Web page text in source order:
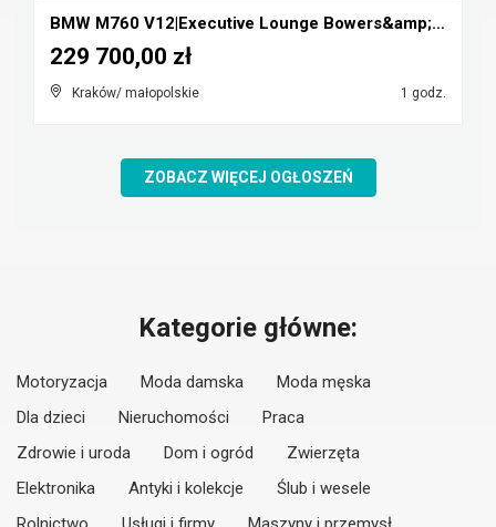
BMW M760 V12|Executive Lounge Bowers&amp;Wilkins|L...
Kraków/ małopolskie 1 godz.
229 700,00 zł
ZOBACZ WIĘCEJ OGŁOSZEŃ
Kategorie główne:
Motoryzacja Moda damska
Moda męska
Dla dzieci
Nieruchomości
Praca
Zdrowie i uroda
Dom i ogród
Zwierzęta
Elektronika
Antyki i kolekcje
Ślub i wesele